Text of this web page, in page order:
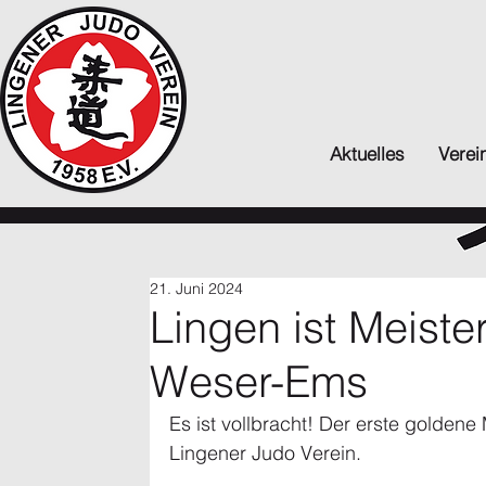
Aktuelles
Lingen ist
Weser-Ems
21. Juni 2024
Es ist vollbracht! Der erste
Lingener Judo Verein.